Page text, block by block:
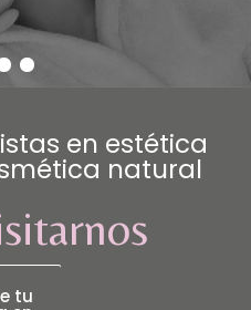
en estética
natural
tu